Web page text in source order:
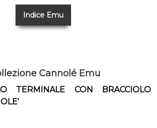
Indice Emu
Cannolé Emu
TERMINALE CON BRACCIOLO